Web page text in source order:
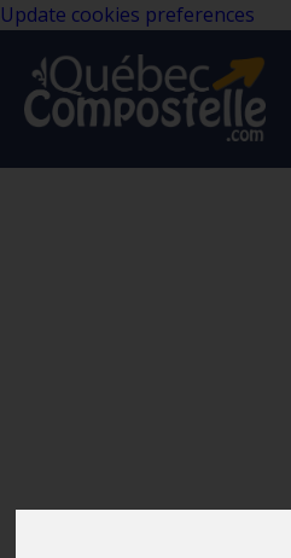
Update cookies preferences